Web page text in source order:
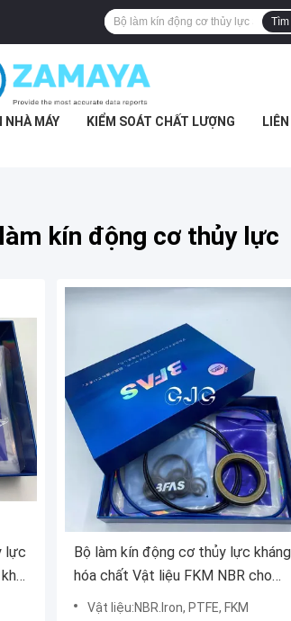
NHÀ MÁY KIỂM SOÁT CHẤT LƯỢNG
kín động cơ thủy lực
lực
Bộ làm kín động cơ thủy lực kháng
hóa chất Vật liệu FKM NBR cho
máy xúc Komatsu
Vật liệu:NBR.Iron, PTFE, FKM